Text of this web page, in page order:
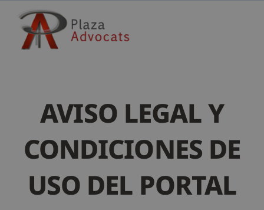
content
AVISO LEGAL Y
CONDICIONES DE
USO DEL PORTAL